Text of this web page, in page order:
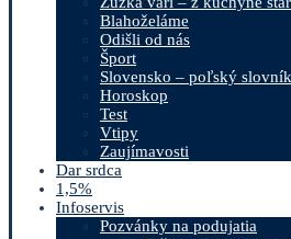
Blahoželáme
Odišli od nás
Šport
Slovensko – poľský slovník
Horoskop
Test
Vtipy
Zaujímavosti
Dar srdca
1,5%
Infoservis
Pozvánky na podujatia